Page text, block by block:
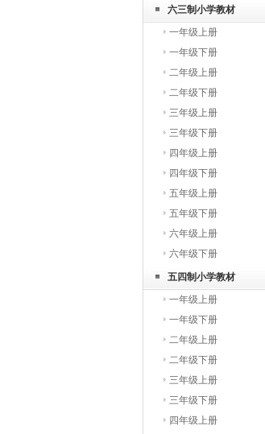
六三制小学教材
一年级上册
一年级下册
二年级上册
二年级下册
三年级上册
三年级下册
四年级上册
四年级下册
五年级上册
五年级下册
六年级上册
六年级下册
五四制小学教材
一年级上册
一年级下册
二年级上册
二年级下册
三年级上册
三年级下册
四年级上册